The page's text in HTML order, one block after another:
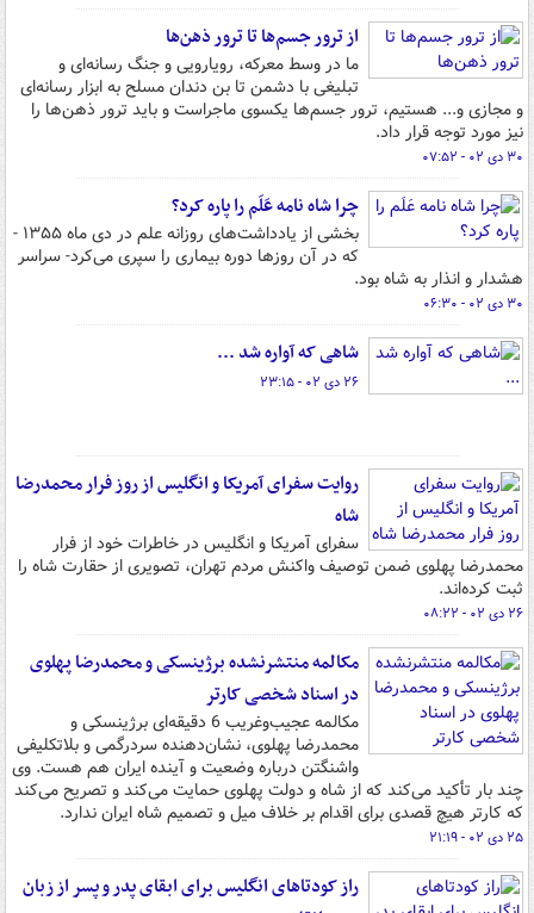
از ترور جسم‌ها تا ترور ذهن‌ها
ما در وسط معرکه، رویارویی و جنگ رسانه‌ای و
تبلیغی با دشمن تا بن دندان مسلح به ابزار رسانه‌ای
و مجازی و... هستیم، ترور جسم‌ها یکسوی ماجراست و باید ترور ذهن‌ها را
نیز مورد توجه قرار داد.
۳۰ دی ۰۲ - ۰۷:۵۲
چرا شاه نامه عَلَم را پاره کرد؟
بخشی از یادداشت‌های روزانه علم در دی ماه ۱۳۵۵ -
که در آن روزها دوره بیماری را سپری می‌کرد- سراسر
هشدار و انذار به شاه بود.
۳۰ دی ۰۲ - ۰۶:۳۰
شاهی که آواره شد ...
۲۶ دی ۰۲ - ۲۳:۱۵
روایت سفرای آمریکا و انگلیس از روز فرار محمدرضا
شاه
سفرای آمریکا و انگلیس در خاطرات خود از فرار
محمدرضا پهلوی ضمن توصیف واکنش مردم تهران، تصویری از حقارت شاه را
ثبت کرده‌اند.
۲۶ دی ۰۲ - ۰۸:۲۲
مکالمه منتشرنشده برژینسکی و محمدرضا پهلوی
در اسناد شخصی کارتر
مکالمه عجیب‌وغریب 6 دقیقه‌ای برژینسکی و
محمدرضا پهلوی، نشان‌دهنده سردرگمی و بلاتکلیفی
واشنگتن درباره وضعیت و آینده ایران هم هست. وی
چند بار تأکید می‌کند که از شاه و دولت پهلوی حمایت می‌کند و تصریح می‌کند
که کارتر هیچ قصدی برای اقدام بر خلاف میل و تصمیم شاه ایران ندارد.
۲۵ دی ۰۲ - ۲۱:۱۹
راز کودتاهای انگلیس برای ابقای پدر و پسر از زبان